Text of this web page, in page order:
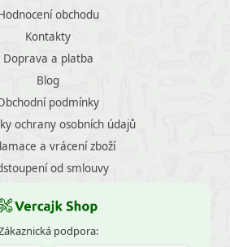
obchodu
Kontakty
Doprava a platba
Blog
podmínky
ochrany osobních údajů
a vrácení zboží
od smlouvy
podpora: